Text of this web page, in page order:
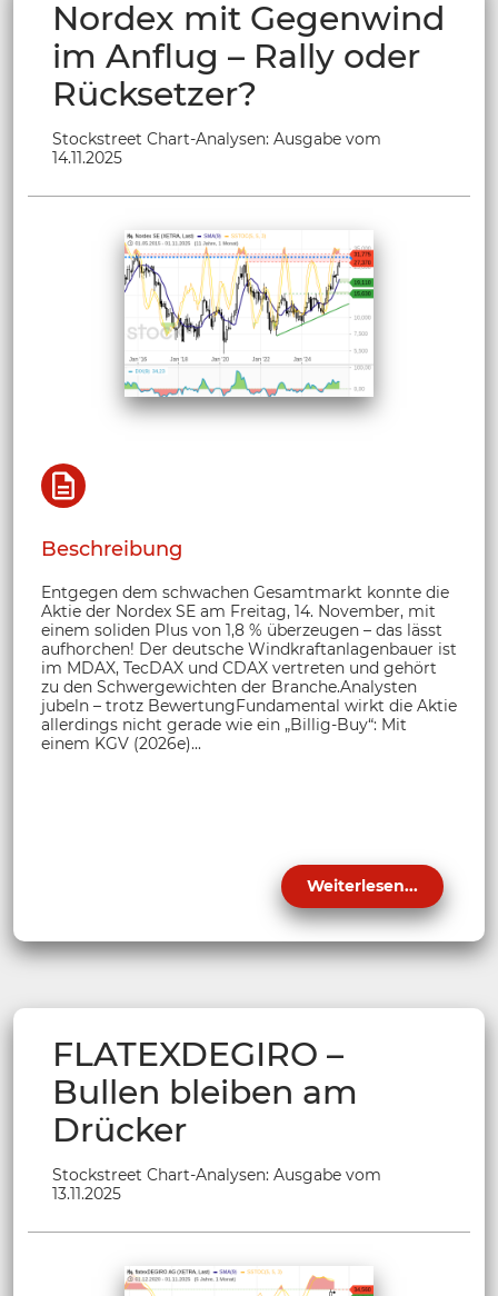
Nordex mit Gegenwind
im Anflug – Rally oder
Rücksetzer?
Stockstreet Chart-Analysen: Ausgabe vom
14.11.2025
Beschreibung
Entgegen dem schwachen Gesamtmarkt konnte die
Aktie der Nordex SE am Freitag, 14. November, mit
einem soliden Plus von 1,8 % überzeugen – das lässt
aufhorchen! Der deutsche Windkraftanlagenbauer ist
im MDAX, TecDAX und CDAX vertreten und gehört
zu den Schwergewichten der Branche.Analysten
jubeln – trotz BewertungFundamental wirkt die Aktie
allerdings nicht gerade wie ein „Billig-Buy“: Mit
einem KGV (2026e)...
Weiterlesen...
FLATEXDEGIRO –
Bullen bleiben am
Drücker
Stockstreet Chart-Analysen: Ausgabe vom
13.11.2025